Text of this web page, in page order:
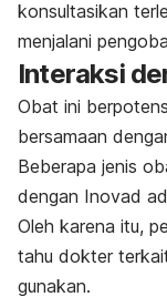
konsultasikan
menjalani
Interaksi
Obat ini
bersamaan
Beberapa jenis
dengan Inovad
Oleh karena itu,
tahu dokter
gunakan.